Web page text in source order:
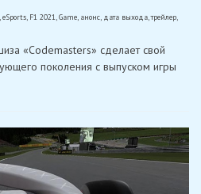
,eSports, F1 2021,Game, анонс, дата выхода,трейлер
«Codemasters» сделает свой
поколения с выпуском игры